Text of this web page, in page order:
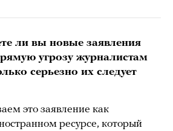
ли вы новые заявления
угрозу журналистам
серьезно их следует
это заявление как
ресурсе, который